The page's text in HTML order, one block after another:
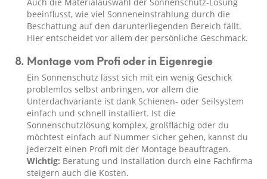
beeinflusst, wie viel Sonneneinstrahlung durch die
Beschattung auf den darunterliegenden Bereich fällt.
Hier entscheidet vor allem der persönliche Geschmack.
Montage vom Profi oder in Eigenregie
Ein Sonnenschutz lässt sich mit ein wenig Geschick
problemlos selbst anbringen, vor allem die
Unterdachvariante ist dank Schienen- oder Seilsystem
einfach und schnell installiert. Ist die
Sonnenschutzlösung komplex, großflächig oder du
möchtest einfach auf Nummer sicher gehen, kannst du
jederzeit einen Profi mit der Montage beauftragen.
Wichtig: Beratung und Installation durch eine Fachfirma
steigern auch die Kosten.